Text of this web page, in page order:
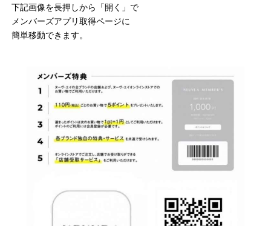
下記画像を長押しから「開く」で
メンバーズアプリ取得ページに
簡単移動できます。